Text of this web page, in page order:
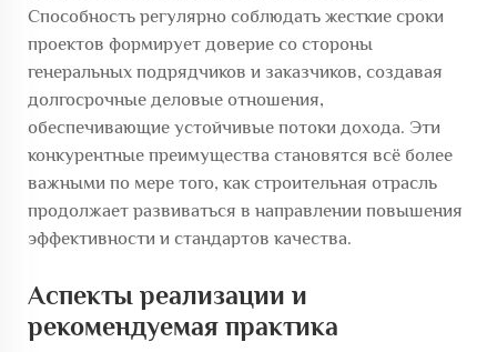
Способность регулярно соблюдать жесткие сроки
проектов формирует доверие со стороны
генеральных подрядчиков и заказчиков, создавая
долгосрочные деловые отношения,
обеспечивающие устойчивые потоки дохода. Эти
конкурентные преимущества становятся всё более
важными по мере того, как строительная отрасль
продолжает развиваться в направлении повышения
эффективности и стандартов качества.
Аспекты реализации и
рекомендуемая практика